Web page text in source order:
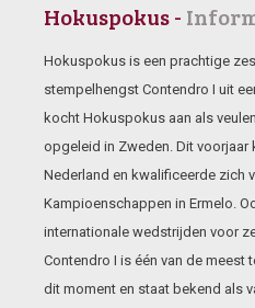
Hokuspokus -
Hokuspokus is een prachtige
stempelhengst Contendro I uit
kocht Hokuspokus aan als
opgeleid in Zweden. Dit
Nederland en kwalificeerde zich
Kampioenschappen in Ermelo.
internationale wedstrijden voor
Contendro I is één van de meest
dit moment en staat bekend als